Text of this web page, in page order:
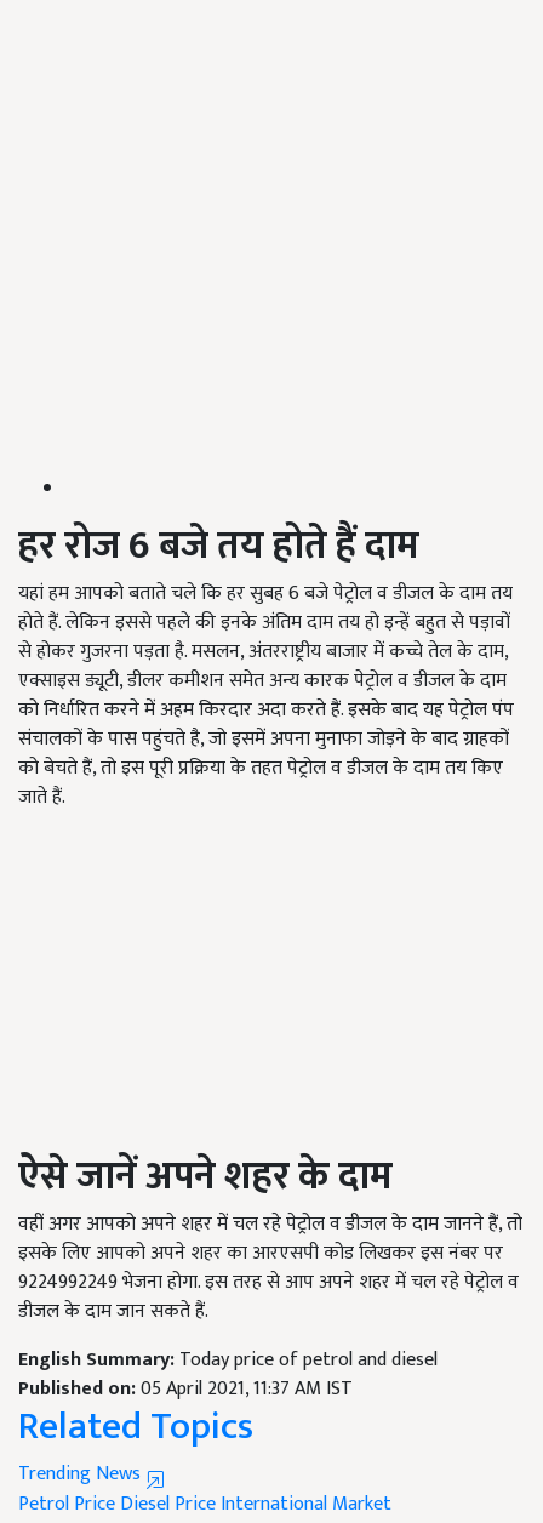
हर रोज 6 बजे तय होते हैं दाम
यहां हम आपको बताते चले कि हर सुबह 6 बजे पेट्रोल व डीजल के दाम तय
होते हैं. लेकिन इससे पहले की इनके अंतिम दाम तय हो इन्हें बहुत से पड़ावों
से होकर गुजरना पड़ता है. मसलन, अंतरराष्ट्रीय बाजार में कच्चे तेल के दाम,
एक्साइस ड्यूटी, डीलर कमीशन समेत अन्य कारक पेट्रोल व डीजल के दाम
को निर्धारित करने में अहम किरदार अदा करते हैं. इसके बाद यह पेट्रोल पंप
संचालकों के पास पहुंचते है, जो इसमें अपना मुनाफा जोड़ने के बाद ग्राहकों
को बेचते हैं, तो इस पूरी प्रक्रिया के तहत पेट्रोल व डीजल के दाम तय किए
जाते हैं.
ऐसे जानें अपने शहर के दाम
वहीं अगर आपको अपने शहर में चल रहे पेट्रोल व डीजल के दाम जानने हैं, तो
इसके लिए आपको अपने शहर का आरएसपी कोड लिखकर इस नंबर पर
9224992249 भेजना होगा. इस तरह से आप अपने शहर में चल रहे पेट्रोल व
डीजल के दाम जान सकते हैं.
English Summary:Today price of petrol and diesel
Published on:05 April 2021, 11:37 AM IST
Related Topics
Trending News
Petrol PriceDiesel PriceInternational Market